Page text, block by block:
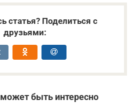
статья? Поделиться с
друзьями:
быть интересно